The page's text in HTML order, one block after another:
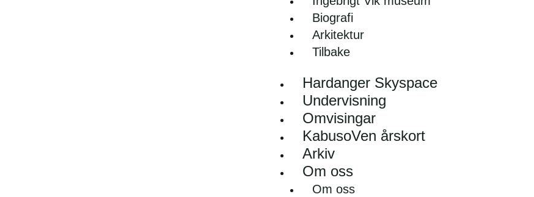
Biografi
Arkitektur
Tilbake
Hardanger Skyspace
Undervisning
Omvisingar
KabusoVen årskort
Arkiv
Om oss
Om oss